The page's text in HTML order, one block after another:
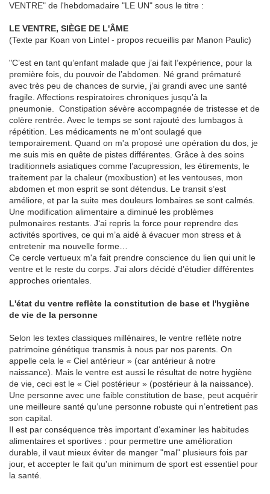
VENTRE" de l'hebdomadaire "LE UN" sous le titre :
LE VENTRE, SIÈGE DE L'ÂME
(Texte par Koan von Lintel - propos recueillis par Manon Paulic)
"C’est en tant qu’enfant malade que j’ai fait l’expérience, pour la
première fois, du pouvoir de l’abdomen. Né grand prématuré
avec très peu de chances de survie, j’ai grandi avec une santé
fragile. Affections respiratoires chroniques jusqu’à la
pneumonie. Constipation sévère accompagnée de tristesse et de
colère rentrée. Avec le temps se sont rajouté des lumbagos à
répétition. Les médicaments ne m'ont soulagé que
temporairement. Quand on m'a proposé une opération du dos, je
me suis mis en quête de pistes différentes. Grâce à des soins
traditionnels asiatiques comme l’acupression, les étirements, le
traitement par la chaleur (moxibustion) et les ventouses, mon
abdomen et mon esprit se sont détendus. Le transit s’est
améliore, et par la suite mes douleurs lombaires se sont calmés.
Une modification alimentaire a diminué les problèmes
pulmonaires restants. J‘ai repris la force pour reprendre des
activités sportives, ce qui m’a aidé à évacuer mon stress et à
entretenir ma nouvelle forme…
Ce cercle vertueux m'a fait prendre conscience du lien qui unit le
ventre et le reste du corps. J'ai alors décidé d’étudier différentes
approches orientales.
L'état du ventre reflète la constitution de base et l'hygiène
de vie de la personne
Selon les textes classiques millénaires, le ventre reflète notre
patrimoine génétique transmis à nous par nos parents. On
appelle cela le « Ciel antérieur » (car antérieur à notre
naissance). Mais le ventre est aussi le résultat de notre hygiène
de vie, ceci est le « Ciel postérieur » (postérieur à la naissance).
Une personne avec une faible constitution de base, peut acquérir
une meilleure santé qu’une personne robuste qui n’entretient pas
son capital.
Il est par conséquence très important d'examiner les habitudes
alimentaires et sportives : pour permettre une amélioration
durable, il vaut mieux éviter de manger "mal" plusieurs fois par
jour, et accepter le fait qu'un minimum de sport est essentiel pour
la santé.